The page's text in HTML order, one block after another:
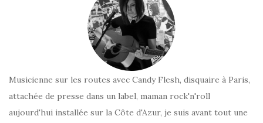
Musicienne sur les routes avec Candy Flesh, disquaire à Paris,
attachée de presse dans un label, maman rock'n'roll
aujourd'hui installée sur la Côte d'Azur, je suis avant tout une